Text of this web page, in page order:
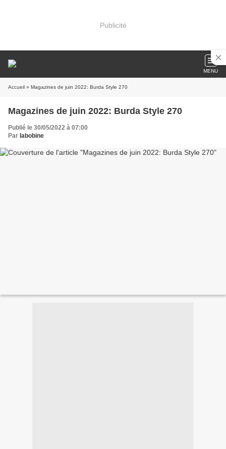
Publicité
MENU
Accueil » Magazines de juin 2022: Burda Style 270
Magazines de juin 2022: Burda Style 270
Publié le 30/05/2022 à 07:00
Par labobine